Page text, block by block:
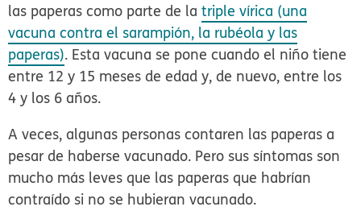
las paperas como parte de latriple vírica (una
vacuna contra el sarampión, la rubéola y las
paperas). Esta vacuna se pone cuando el niño tiene
entre 12 y 15 meses de edad y, de nuevo, entre los
4 y los 6 años.
A veces, algunas personas contaren las paperas a
pesar de haberse vacunado. Pero sus síntomas son
mucho más leves que las paperas que habrían
contraído si no se hubieran vacunado.